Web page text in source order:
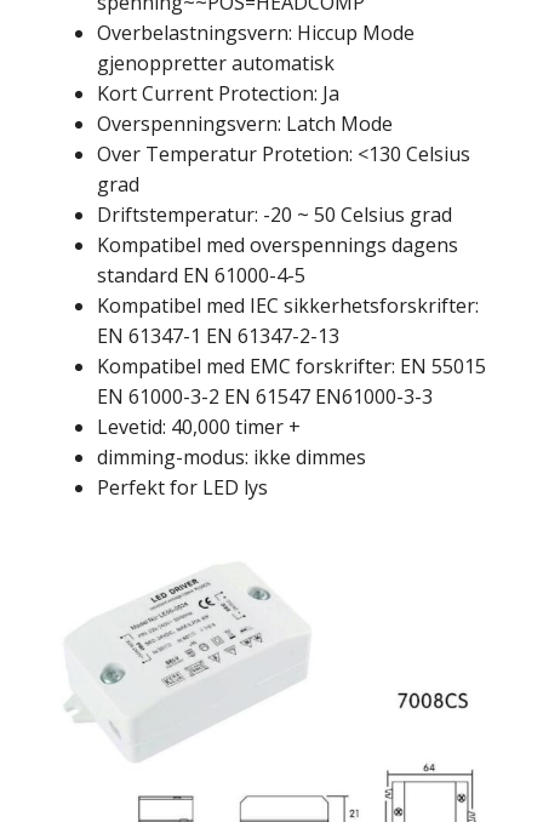
Overbelastningsvern: Hiccup Mode
gjenoppretter automatisk
Kort Current Protection: Ja
Overspenningsvern: Latch Mode
Over Temperatur Protetion: <130 Celsius
grad
Driftstemperatur: -20 ~ 50 Celsius grad
Kompatibel med overspennings dagens
standard EN 61000-4-5
Kompatibel med IEC sikkerhetsforskrifter:
EN 61347-1 EN 61347-2-13
Kompatibel med EMC forskrifter: EN 55015
EN 61000-3-2 EN 61547 EN61000-3-3
Levetid: 40,000 timer +
dimming-modus: ikke dimmes
Perfekt for LED lys